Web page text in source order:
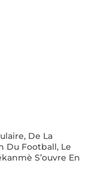
De La
Du Football, Le
S’ouvre En